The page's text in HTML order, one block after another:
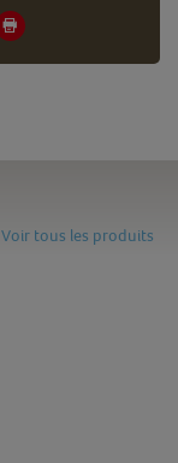
Voir tous les produits